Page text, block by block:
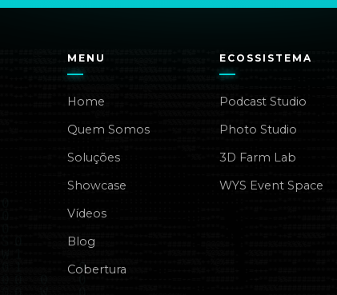
MENU
Home
Quem Somos
Soluções
Showcase
Vídeos
Blog
Cobertura
ECOSSISTEMA
Podcast Studio
Photo Studio
3D Farm Lab
WYS Event Space